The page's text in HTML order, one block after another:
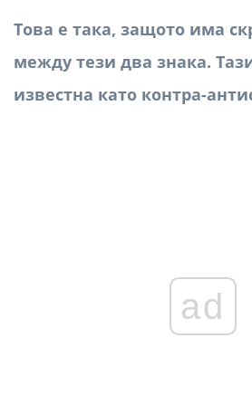
Това е така, защото има
между тези два знака.
известна като контра-
ad